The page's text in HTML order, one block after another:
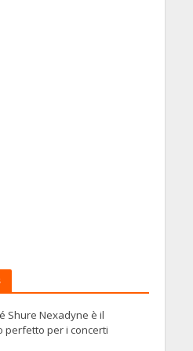
Shure Nexadyne è il
per i concerti